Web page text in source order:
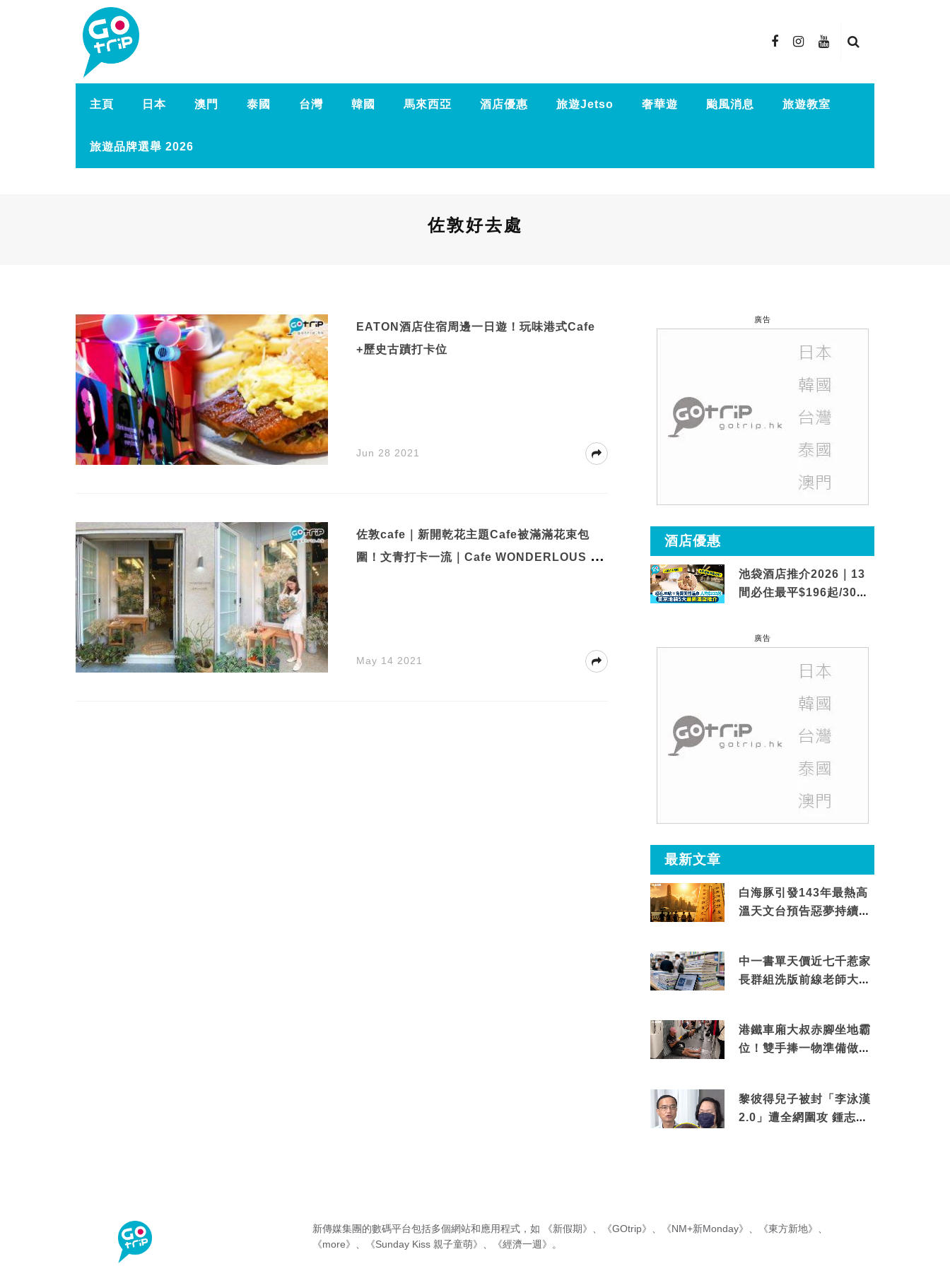
主頁 日本 澳門 泰國 台灣 韓國 馬來西亞 酒店優惠 旅遊Jetso 奢華遊 颱風消息 旅遊教室
旅遊品牌選舉 2026
佐敦好去處
EATON酒店住宿周邊一日遊！玩味港式Cafe
+歷史古蹟打卡位
Jun 28 2021
佐敦cafe｜新開乾花主題Cafe被滿滿花束包
圍！文青打卡一流｜Cafe WONDERLOUS C
May 14 2021
廣告
酒店優惠
池袋酒店推介2026｜13
間必住最平$196起/30秒
廣告
最新文章
白海豚引發143年最熱高
溫天文台預告惡夢持續至
中一書單天價近七千惹家
長群組洗版前線老師大爆
港鐵車廂大叔赤腳坐地霸
位！雙手捧一物準備做出
黎彼得兒子被封「李泳漢
2.0」遭全網圍攻 鍾志光
新傳媒集團的數碼平台包括多個網站和應用程式，如 《新假期》 《GOtrip》 《NM+新Monday》 《東方新地》
《more》
《Sunday Kiss 親子童萌》 《經濟一週》 。